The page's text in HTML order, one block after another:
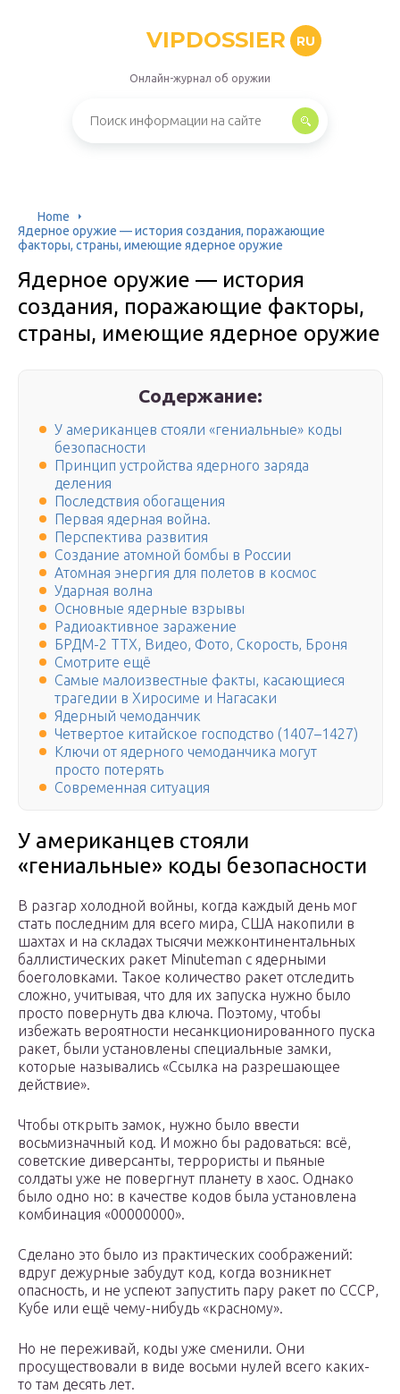
VIPDOSSIER RU
Онлайн-журнал об оружии
Home
Ядерное оружие — история создания, поражающие
факторы, страны, имеющие ядерное оружие
Ядерное оружие — история
создания, поражающие факторы,
страны, имеющие ядерное оружие
Содержание:
У американцев стояли «гениальные» коды
безопасности
Принцип устройства ядерного заряда
деления
Последствия обогащения
Первая ядерная война.
Перспектива развития
Создание атомной бомбы в России
Атомная энергия для полетов в космос
Ударная волна
Основные ядерные взрывы
Радиоактивное заражение
БРДМ-2 ТТХ, Видео, Фото, Скорость, Броня
Смотрите ещё
Самые малоизвестные факты, касающиеся
трагедии в Хиросиме и Нагасаки
Ядерный чемоданчик
Четвертое китайское господство (1407–1427)
Ключи от ядерного чемоданчика могут
просто потерять
Современная ситуация
У американцев стояли
«гениальные» коды безопасности
В разгар холодной войны, когда каждый день мог
стать последним для всего мира, США накопили в
шахтах и на складах тысячи межконтинентальных
баллистических ракет Minuteman с ядерными
боеголовками. Такое количество ракет отследить
сложно, учитывая, что для их запуска нужно было
просто повернуть два ключа. Поэтому, чтобы
избежать вероятности несанкционированного пуска
ракет, были установлены специальные замки,
которые назывались «Ссылка на разрешающее
действие».
Чтобы открыть замок, нужно было ввести
восьмизначный код. И можно бы радоваться: всё,
советские диверсанты, террористы и пьяные
солдаты уже не повергнут планету в хаос. Однако
было одно но: в качестве кодов была установлена
комбинация «00000000».
Сделано это было из практических соображений:
вдруг дежурные забудут код, когда возникнет
опасность, и не успеют запустить пару ракет по СССР,
Кубе или ещё чему-нибудь «красному».
Но не переживай, коды уже сменили. Они
просуществовали в виде восьми нулей всего каких-
то там десять лет.